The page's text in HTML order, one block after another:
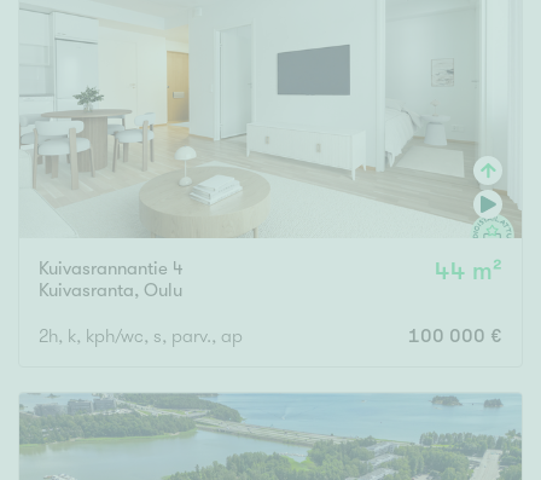
Kuivasrannantie 4
Kuivasranta, Oulu
44 m²
2h, k, kph/wc, s, parv., ap 100 000 €